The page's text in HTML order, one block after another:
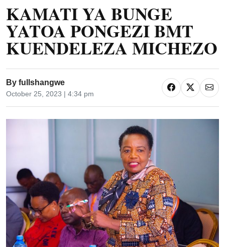
KAMATI YA BUNGE
YATOA PONGEZI BMT
KUENDELEZA MICHEZO
By fullshangwe
October 25, 2023 | 4:34 pm